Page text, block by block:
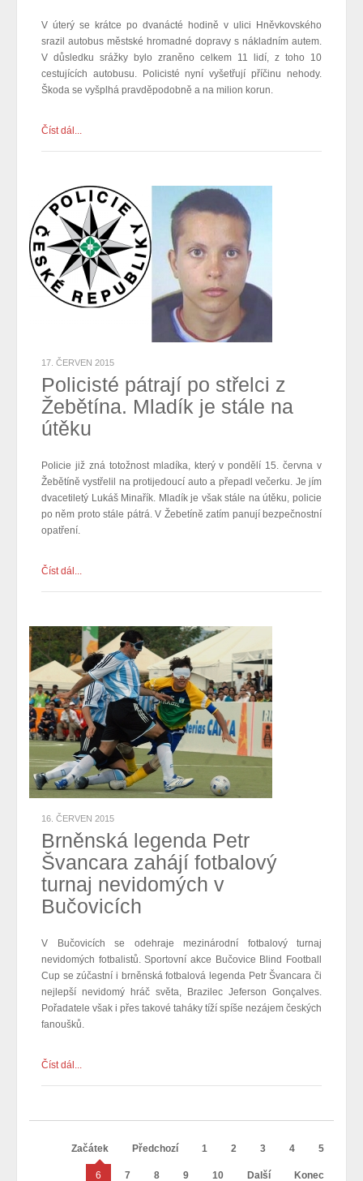
V úterý se krátce po dvanácté hodině v ulici Hněvkovského
srazil autobus městské hromadné dopravy s nákladním autem.
V důsledku srážky bylo zraněno celkem 11 lidí, z toho 10
cestujících autobusu. Policisté nyní vyšetřují příčinu nehody.
Škoda se vyšplhá pravděpodobně a na milion korun.
Číst dál...
17. ČERVEN 2015
Policisté pátrají po střelci z
Žebětína. Mladík je stále na
útěku
Policie již zná totožnost mladíka, který v pondělí 15. června v
Žebětíně vystřelil na protijedoucí auto a přepadl večerku. Je jím
dvacetiletý Lukáš Minařík. Mladík je však stále na útěku, policie
po něm proto stále pátrá. V Žebetíně zatím panují bezpečnostní
opatření.
Číst dál...
16. ČERVEN 2015
Brněnská legenda Petr
Švancara zahájí fotbalový
turnaj nevidomých v
Bučovicích
V Bučovicích se odehraje mezinárodní fotbalový turnaj
nevidomých fotbalistů. Sportovní akce Bučovice Blind Football
Cup se zúčastní i brněnská fotbalová legenda Petr Švancara či
nejlepší nevidomý hráč světa, Brazilec Jeferson Gonçalves.
Pořadatele však i přes takové taháky tíží spíše nezájem českých
fanoušků.
Číst dál...
Začátek Předchozí 1 2 3 4 5
6 7 8 9 10 Další Konec